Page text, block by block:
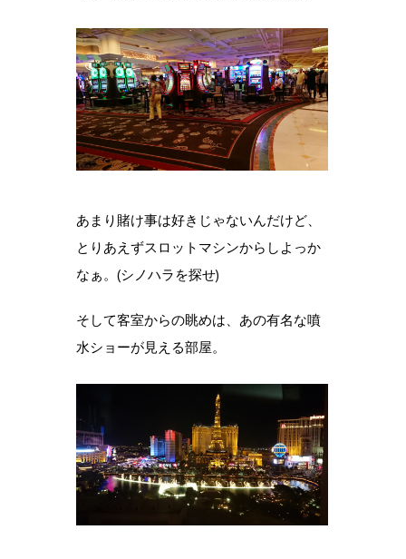
あまり賭け事は好きじゃないんだけど、
とりあえずスロットマシンからしよっか
なぁ。(シノハラを探せ)
そして客室からの眺めは、あの有名な噴
水ショーが見える部屋。